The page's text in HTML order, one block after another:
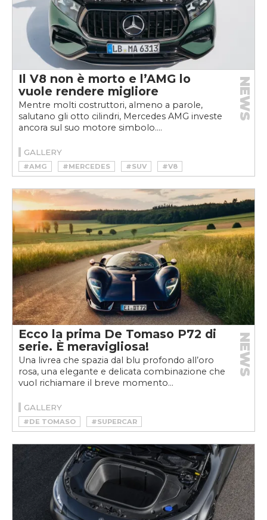
Il V8 non è morto e l’AMG lo
vuole rendere migliore
Mentre molti costruttori, almeno a parole,
salutano gli otto cilindri, Mercedes AMG investe
ancora sul suo motore simbolo....
NEWS
GALLERY
#AMG #MERCEDES #SUV #V8
Ecco la prima De Tomaso P72 di
serie. È meravigliosa!
Una livrea che spazia dal blu profondo all’oro
rosa, una elegante e delicata combinazione che
vuol richiamare il breve momento...
NEWS
GALLERY
#DE TOMASO #SUPERCAR